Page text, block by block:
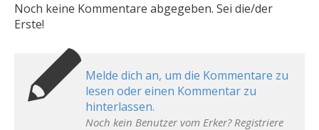
Noch keine Kommentare abgegeben. Sei die/der
Erste!
Melde dich an, um die Kommentare zu
lesen oder einen Kommentar zu
hinterlassen.
Noch kein Benutzer vom Erker? Registriere